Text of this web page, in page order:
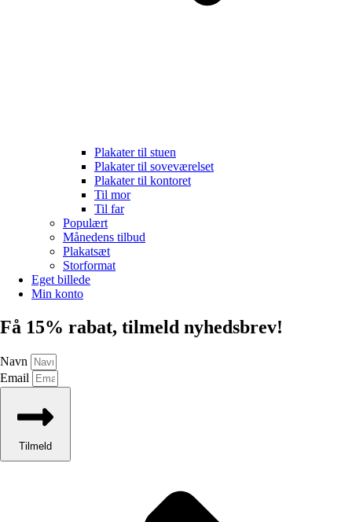
Plakater til stuen
Plakater til soveværelset
Plakater til kontoret
Til mor
Til far
Populært
Månedens tilbud
Plakatsæt
Storformat
Eget billede
Min konto
Få 15% rabat, tilmeld nyhedsbrev!
Navn
Email
Tilmeld